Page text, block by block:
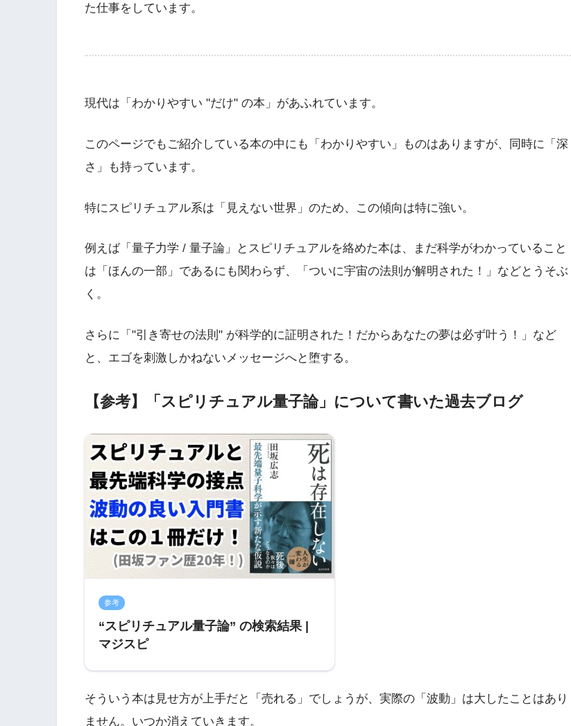
た仕事をしています。
現代は「わかりやすい "だけ" の本」があふれています。
このページでもご紹介している本の中にも「わかりやすい」ものはありますが、同時に「深
さ」も持っています。
特にスピリチュアル系は「見えない世界」のため、この傾向は特に強い。
例えば「量子力学 / 量子論」とスピリチュアルを絡めた本は、まだ科学がわかっていること
は「ほんの一部」であるにも関わらず、「ついに宇宙の法則が解明された！」などとうそぶ
く。
さらに「"引き寄せの法則" が科学的に証明された！だからあなたの夢は必ず叶う！」など
と、エゴを刺激しかねないメッセージへと堕する。
【参考】「スピリチュアル量子論」について書いた過去ブログ
参考
“スピリチュアル量子論” の検索結果 |
マジスピ
そういう本は見せ方が上手だと「売れる」でしょうが、実際の「波動」は大したことはあり
ません。いつか消えていきます。